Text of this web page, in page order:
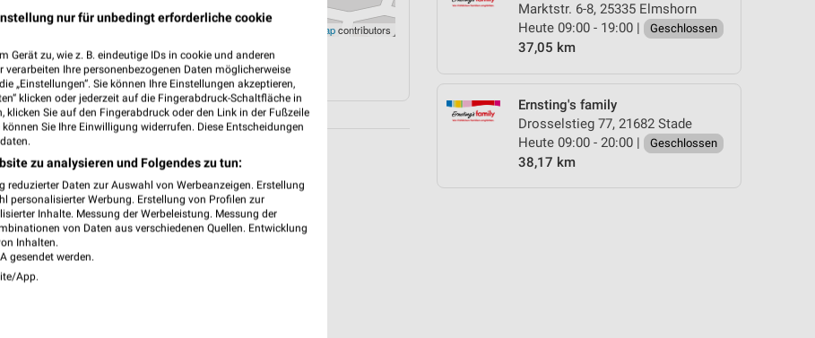
Marktstr. 6-8, 25335 Elmshorn
Heute 09:00 - 19:00 |
Geschlossen
37,05 km
Ernsting's family
Drosselstieg 77, 21682 Stade
Heute 09:00 - 20:00 |
Geschlossen
38,17 km
OpenStreetMapcontributors
NAVIGATION MIT GOOGLE/IOS MAPS
nur für unbedingt erforderliche cookie
zu, wie z. B. eindeutige IDs in cookie und anderen
Ihre personenbezogenen Daten möglicherweise
„Einstellungen“. Sie können Ihre Einstellungen akzeptieren,
klicken oder jederzeit auf die Fingerabdruck-Schaltfläche in
Sie auf den Fingerabdruck oder den Link in der Fußzeile
Sie Ihre Einwilligung widerrufen. Diese Entscheidungen
zu analysieren und Folgendes zu tun:
Daten zur Auswahl von Werbeanzeigen. Erstellung
personalisierter Werbung. Erstellung von Profilen zur
Inhalte. Messung der Werbeleistung. Messung der
von Daten aus verschiedenen Quellen. Entwicklung
Inhalten.
gesendet werden.
App.